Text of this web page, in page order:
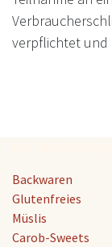
verpflichtet und
Backwaren
Glutenfreies
Müslis
Carob-Sweets